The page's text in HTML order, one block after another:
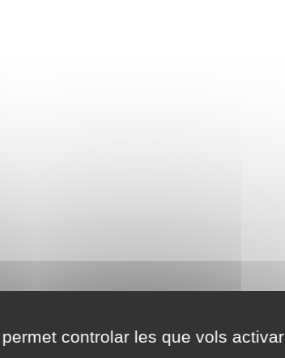
controlar les que vols activar